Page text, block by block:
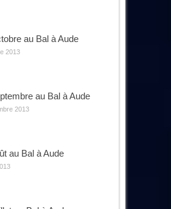
au Bal à Aude
2013
au Bal à Aude
2013
au Bal à Aude